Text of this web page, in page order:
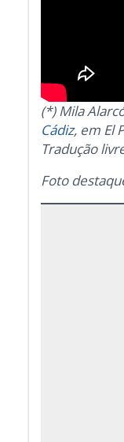
(*) Mila
Cádiz, em El
Tradução
Foto